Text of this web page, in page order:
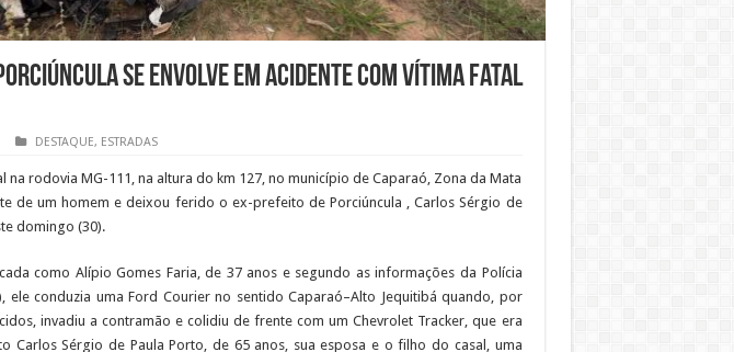
se envolve em acidente com vítima fatal
DESTAQUE, ESTRADAS
na rodovia MG-111, na altura do km 127, no município de Caparaó, Zona da Mata
de um homem e deixou ferido o ex-prefeito de Porciúncula , Carlos Sérgio de
domingo (30).
como Alípio Gomes Faria, de 37 anos e segundo as informações da Polícia
ele conduzia uma Ford Courier no sentido Caparaó–Alto Jequitibá quando, por
invadiu a contramão e colidiu de frente com um Chevrolet Tracker, que era
Carlos Sérgio de Paula Porto, de 65 anos, sua esposa e o filho do casal, uma